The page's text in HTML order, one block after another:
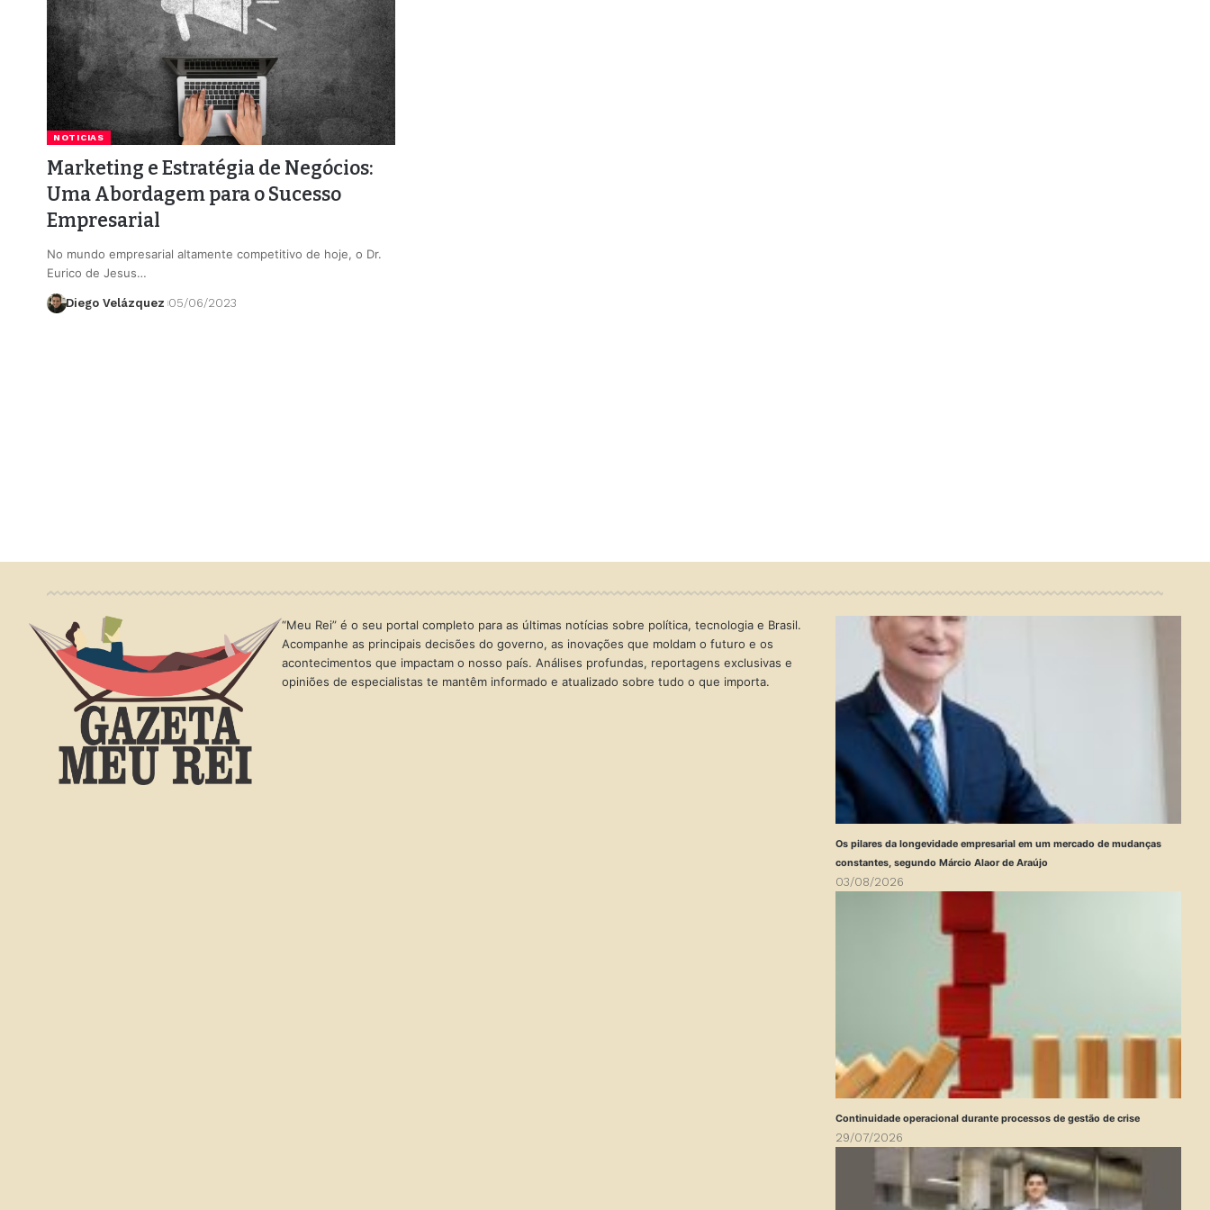
NOTICIAS
Marketing e Estratégia de Negócios:
Uma Abordagem para o Sucesso
Empresarial
No mundo empresarial altamente competitivo de hoje, o Dr.
Eurico de Jesus…
Diego Velázquez 05/06/2023
“Meu Rei” é o seu portal completo para as últimas notícias sobre política, tecnologia e Brasil.
Acompanhe as principais decisões do governo, as inovações que moldam o futuro e os
acontecimentos que impactam o nosso país. Análises profundas, reportagens exclusivas e
opiniões de especialistas te mantêm informado e atualizado sobre tudo o que importa.
Os pilares da longevidade empresarial em um mercado de mudanças
constantes, segundo Márcio Alaor de Araújo
03/08/2026
Continuidade operacional durante processos de gestão de crise
29/07/2026